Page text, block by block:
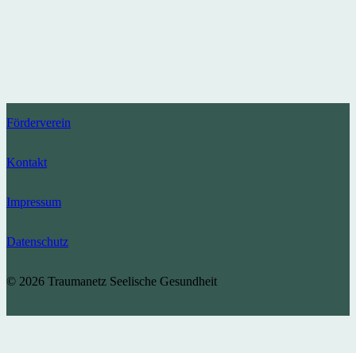
Förderverein
Kontakt
Impressum
Datenschutz
© 2026 Traumanetz Seelische Gesundheit